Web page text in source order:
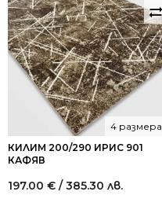
КИЛИМ 200/290 ИРИС 901
КАФЯВ
4 размера
197.00 € / 385.30 лв.